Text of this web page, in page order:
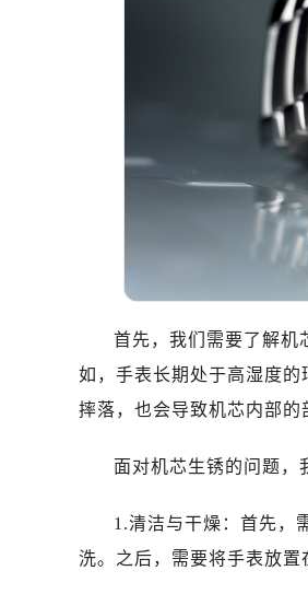
首先，我们需要了解机
如，手表长期处于高湿度
摔落，也会导致机芯内部的
面对机芯生锈的问题，
1.清洁与干燥：首先，
洗。之后，需要将手表放置